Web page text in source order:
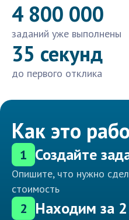
4 800 000
заданий уже выполнены
35 секунд
до первого отклика
Как это
1 Создайте
Опишите, что нужно
стоимость
2 Находим за